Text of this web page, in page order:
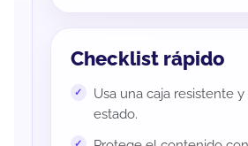
Checklist rápido
Usa una caja resistente
estado.